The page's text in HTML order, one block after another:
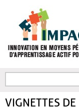
FORMULAIRE DE
VIGNETTES